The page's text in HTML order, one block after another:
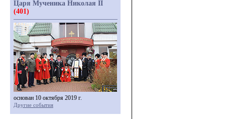
Царя Мученика Николая II
(401)
основан 10 октября 2019 г.
Другие события